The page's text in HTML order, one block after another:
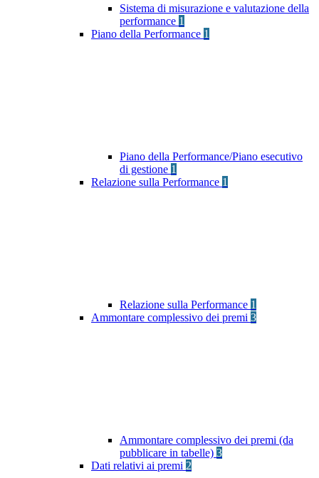
Sistema di misurazione e valutazione della
performance 1
Piano della Performance 1
Piano della Performance/Piano esecutivo
di gestione 1
Relazione sulla Performance 1
Relazione sulla Performance 1
Ammontare complessivo dei premi 3
Ammontare complessivo dei premi (da
pubblicare in tabelle) 3
Dati relativi ai premi 2